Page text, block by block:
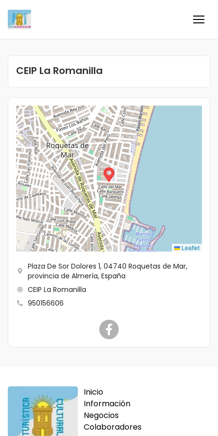
Información
Negocios
Colaboradores
Blog
Eventos
Ofertas e ideas para disfrutar
Idioma
CEIP La Romanilla
Leaflet
Plaza De Sor Dolores 1, 04740 Roquetas de Mar,
provincia de Almería, España
CEIP La Romanilla
950156606
Inicio
Información
Negocios
Colaboradores